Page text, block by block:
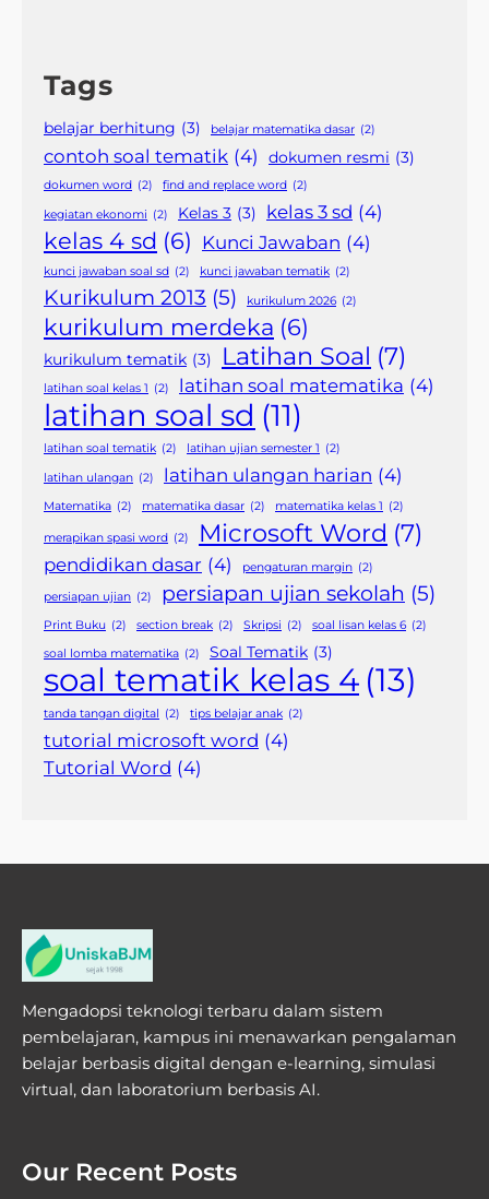
Tags
belajar berhitung (3) belajar matematika dasar (2)
contoh soal tematik (4) dokumen resmi (3)
dokumen word (2) find and replace word (2)
kegiatan ekonomi (2) Kelas 3 (3) kelas 3 sd (4)
kelas 4 sd (6) Kunci Jawaban (4)
kunci jawaban soal sd (2) kunci jawaban tematik (2)
Kurikulum 2013 (5) kurikulum 2026 (2)
kurikulum merdeka (6)
kurikulum tematik (3) Latihan Soal (7)
latihan soal kelas 1 (2) latihan soal matematika (4)
latihan soal sd (11)
latihan soal tematik (2) latihan ujian semester 1 (2)
latihan ulangan (2) latihan ulangan harian (4)
Matematika (2) matematika dasar (2) matematika kelas 1 (2)
merapikan spasi word (2) Microsoft Word (7)
pendidikan dasar (4) pengaturan margin (2)
persiapan ujian (2) persiapan ujian sekolah (5)
Print Buku (2) section break (2) Skripsi (2) soal lisan kelas 6 (2)
soal lomba matematika (2) Soal Tematik (3)
soal tematik kelas 4 (13)
tanda tangan digital (2) tips belajar anak (2)
tutorial microsoft word (4)
Tutorial Word (4)
Mengadopsi teknologi terbaru dalam sistem
pembelajaran, kampus ini menawarkan pengalaman
belajar berbasis digital dengan e-learning, simulasi
virtual, dan laboratorium berbasis AI.
Our Recent Posts